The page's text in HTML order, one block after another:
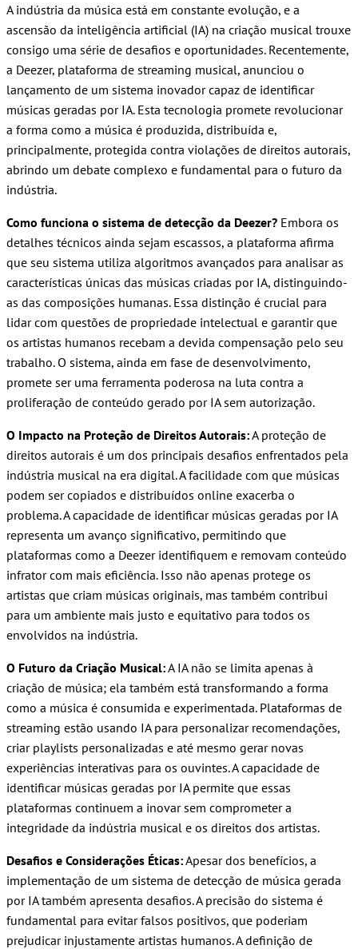
A indústria da música está em constante evolução, e a
ascensão da inteligência artificial (IA) na criação musical trouxe
consigo uma série de desafios e oportunidades. Recentemente,
a Deezer, plataforma de streaming musical, anunciou o
lançamento de um sistema inovador capaz de identificar
músicas geradas por IA. Esta tecnologia promete revolucionar
a forma como a música é produzida, distribuída e,
principalmente, protegida contra violações de direitos autorais,
abrindo um debate complexo e fundamental para o futuro da
indústria.
Como funciona o sistema de detecção da Deezer? Embora os
detalhes técnicos ainda sejam escassos, a plataforma afirma
que seu sistema utiliza algoritmos avançados para analisar as
características únicas das músicas criadas por IA, distinguindo-
as das composições humanas. Essa distinção é crucial para
lidar com questões de propriedade intelectual e garantir que
os artistas humanos recebam a devida compensação pelo seu
trabalho. O sistema, ainda em fase de desenvolvimento,
promete ser uma ferramenta poderosa na luta contra a
proliferação de conteúdo gerado por IA sem autorização.
O Impacto na Proteção de Direitos Autorais:A proteção de
direitos autorais é um dos principais desafios enfrentados pela
indústria musical na era digital. A facilidade com que músicas
podem ser copiados e distribuídos online exacerba o
problema. A capacidade de identificar músicas geradas por IA
representa um avanço significativo, permitindo que
plataformas como a Deezer identifiquem e removam conteúdo
infrator com mais eficiência. Isso não apenas protege os
artistas que criam músicas originais, mas também contribui
para um ambiente mais justo e equitativo para todos os
envolvidos na indústria.
O Futuro da Criação Musical:A IA não se limita apenas à
criação de música; ela também está transformando a forma
como a música é consumida e experimentada. Plataformas de
streaming estão usando IA para personalizar recomendações,
criar playlists personalizadas e até mesmo gerar novas
experiências interativas para os ouvintes. A capacidade de
identificar músicas geradas por IA permite que essas
plataformas continuem a inovar sem comprometer a
integridade da indústria musical e os direitos dos artistas.
Desafios e Considerações Éticas:Apesar dos benefícios, a
implementação de um sistema de detecção de música gerada
por IA também apresenta desafios. A precisão do sistema é
fundamental para evitar falsos positivos, que poderiam
prejudicar injustamente artistas humanos. A definição de